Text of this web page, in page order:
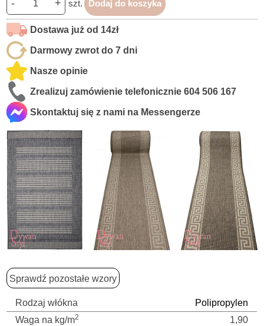
- + szt. Dodaj do koszyka
Dostawa już od 14zł
Darmowy zwrot do 7 dni
Nasze opinie
Zrealizuj zamówienie telefonicznie604 506 167
Skontaktuj się z nami na Messengerze
Sprawdź pozostałe wzory
Rodzaj włókna
Polipropylen
Waga na kg/m2
1,90